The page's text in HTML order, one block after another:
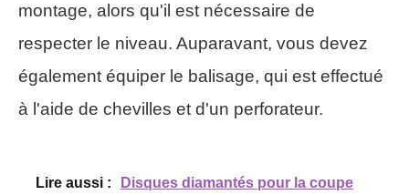
montage, alors qu'il est nécessaire de
respecter le niveau. Auparavant, vous devez
également équiper le balisage, qui est effectué
à l'aide de chevilles et d'un perforateur.
Lire aussi : Disques diamantés pour la coupe